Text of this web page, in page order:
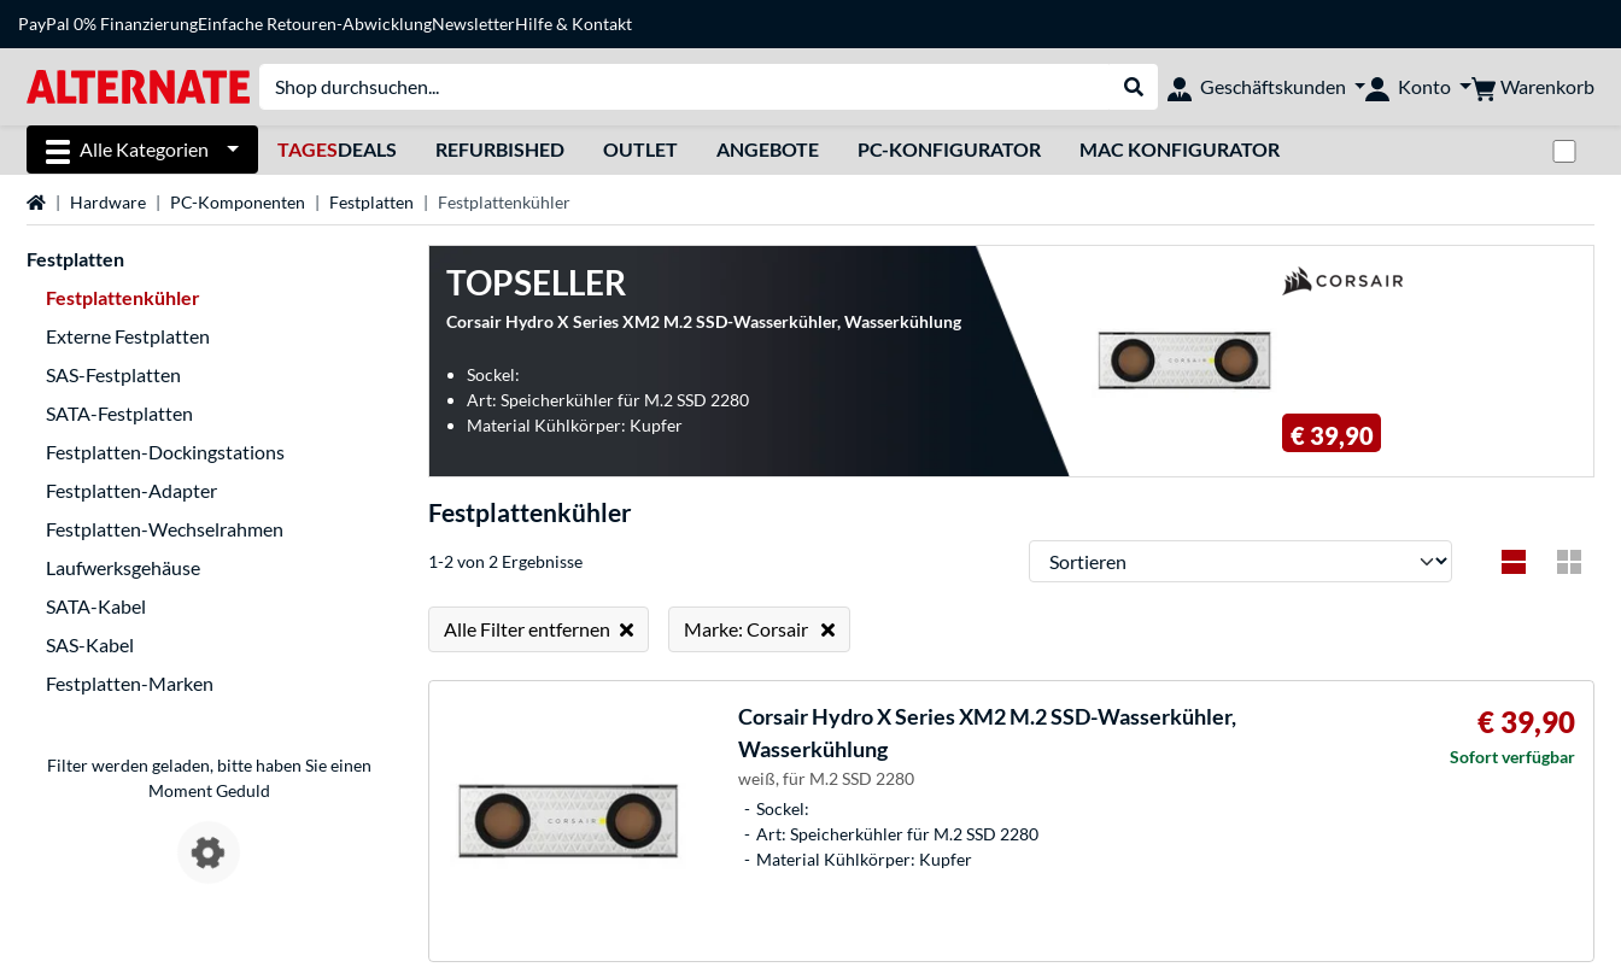
PayPal 0% FinanzierungEinfache Retouren-AbwicklungNewsletterHilfe& Kontakt
Suche durchführen
Geschäftskunden Konto Warenkorb
Alle Kategorien TAGESDEALS REFURBISHED OUTLET ANGEBOTE PC-KONFIGURATOR MAC KONFIGURATOR
StartseiteHardware PC-Komponenten Festplatten Festplattenkühler
Festplatten
Festplattenkühler
Externe Festplatten
SAS-Festplatten
SATA-Festplatten
Festplatten-Dockingstations
Festplatten-Adapter
Festplatten-Wechselrahmen
Laufwerksgehäuse
SATA-Kabel
SAS-Kabel
Festplatten-Marken
Filter werden geladen, bitte haben Sie einen
Moment Geduld
TOPSELLER
Corsair Hydro X Series XM2 M.2 SSD-Wasserkühler, Wasserkühlung
Sockel:
Art: Speicherkühler für M.2 SSD 2280
Material Kühlkörper: Kupfer
€ 39,90
Festplattenkühler
1-2 von 2 Ergebnisse Sortieren
Alle Filter entfernen Marke: Corsair
CorsairHydro X Series XM2 M.2 SSD-Wasserkühler,
Wasserkühlung
weiß, für M.2 SSD 2280
Sockel:
Art: Speicherkühler für M.2 SSD 2280
Material Kühlkörper: Kupfer
€ 39,90
Sofort verfügbar